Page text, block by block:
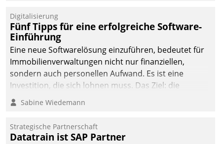
Digitalisierung
Fünf Tipps für eine erfolgreiche Software-
Einführung
Eine neue Softwarelösung einzuführen, bedeutet für
Immobilienverwaltungen nicht nur finanziellen,
sondern auch personellen Aufwand. Es ist eine
Investition, die sich lohnen muss. Das Ziel: die
nachhaltige Optimierung der Geschäftsabläufe. Damit
dieses Ziel erreicht wird, sollten einige Grundregeln
Sabine Wiedemann
Strategische Partnerschaft
Datatrain ist SAP Partner